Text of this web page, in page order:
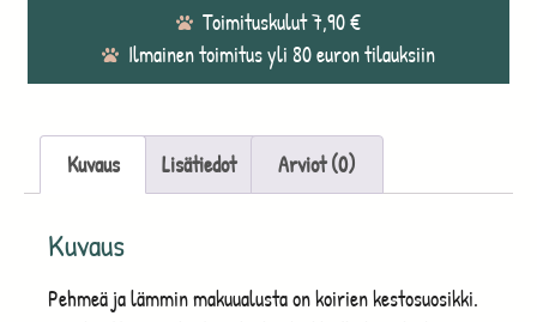
Toimituskulut 7,90 €
Ilmainen toimitus yli 80 euron tilauksiin
Kuvaus Lisätiedot Arviot (0)
Kuvaus
Pehmeä ja lämmin makuualusta on koirien kestosuosikki.